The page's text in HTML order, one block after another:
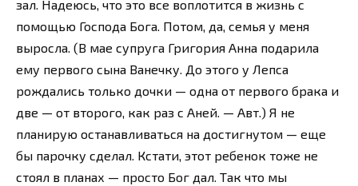
зал. Надеюсь, что это все воплотится в жизнь с
помощью Господа Бога. Потом, да, семья у меня
выросла. (В мае супруга Григория Анна подарила
ему первого сына Ванечку. До этого у Лепса
рождались только дочки — одна от первого брака и
две — от второго, как раз с Аней. — Авт.) Я не
планирую останавливаться на достигнутом — еще
бы парочку сделал. Кстати, этот ребенок тоже не
стоял в планах — просто Бог дал. Так что мы